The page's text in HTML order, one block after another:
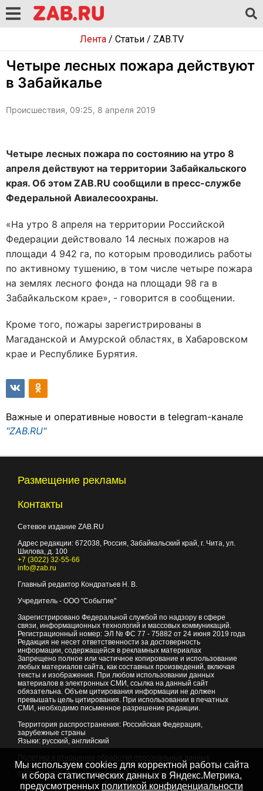
Лента/ Статьи/ ZAB.TV
Четыре лесных пожара действуют
в Забайкалье
Происшествия, 09:25, 8 апреля 2019
Четыре лесных пожара по состоянию на утро 8
апреля действуют на территории Забайкальского
края. Об этом ZAB.RU сообщили в пресс-службе
Федеральной Авиалесоохраны.
«На утро 8 апреля на территории Российской
Федерации действовало 14 лесных пожаров на
площади 4 942 га, по которым проводились работы
по активному тушению, в том числе четыре пожара
на землях лесного фонда на площади 98 га в
Забайкальском крае», - говорится в сообщении.
Кроме того, пожары зарегистрированы в
Магаданской и Амурской областях, в Хабаровском
крае и Республике Бурятия.
Важные и оперативные новости в telegram-канале
"ZAB.RU"
Размещение рекламы
Контакты
Сетевое издание ZAB.RU
Адрес редакции: 672038, Россия, Забайкальский край, г. Чита, ул.
Шилова, д. 100
+7 (3022) 32-55-66
info@zab.ru
Главный редактор Кондратьев Н. В.
Учредитель - ООО "Событие"
Зарегистрировано Федеральной службой по надзору в сфере
связи, информационных технологий и массовых коммуникаций.
Регистрационный номер: ЭЛ № ФС 77 - 75882 от 24 июня 2019 года
Редакция не несет ответственности за достоверность
информации, содержащейся в рекламных материалах
Запрещено полное или частичное копирование и использование
любых материалов сайта, как составных произведений, включая
тексты и изображения. При любом использовании данных
материалов в электронных СМИ, ссылка на данный сайт
обязательна. Объем цитирования информации не должен
превышать цель цитирования. При использовании в печатных
СМИ, необходимо письменное разрешение редакции.
Территория распространения: Российская Федерация,
зарубежные страны
Языки: русский, английский
© 2007 - 2026Портал Читы и Забайкальского края
Мы используем cookies для корректной работы сайта
и сбора статистических данных в Яндекс.Метрика,
предусмотренных политикой конфиденциальности